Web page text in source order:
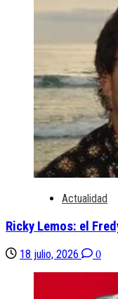
Actualidad
Ricky Lemos: el
18 julio, 2026 0